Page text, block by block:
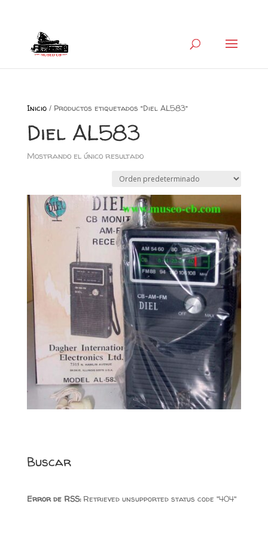
Inicio/ Productos etiquetados “Diel AL583”
Diel AL583
Mostrando el único resultado
Buscar
Error de RSS:Retrieved unsupported status code "404"